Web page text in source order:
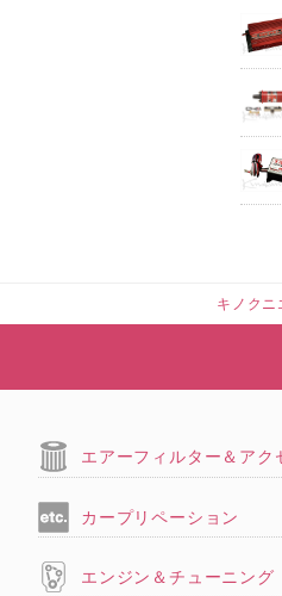
キノクニ
エアーフィルター＆アク
カープリペーション
エンジン＆チューニング